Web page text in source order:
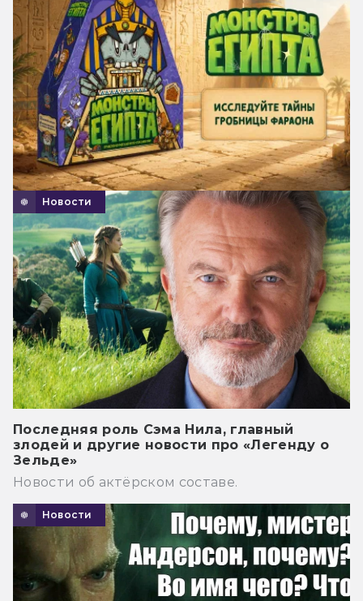
Новости
Последняя роль Сэма Нила, главный
злодей и другие новости про «Легенду о
Зельде»
Новости об актёрском составе.
Новости